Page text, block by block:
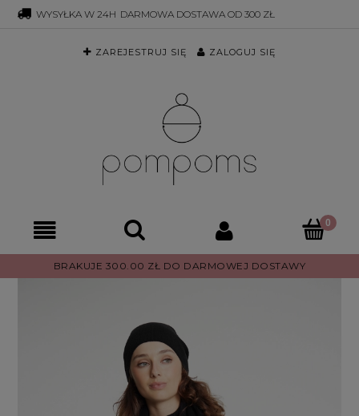
WYSYŁKA W 24H DARMOWA DOSTAWA OD 300 ZŁ
ZAREJESTRUJ SIĘ ZALOGUJ SIĘ
BRAKUJE 300.00 ZŁ DO DARMOWEJ DOSTAWY